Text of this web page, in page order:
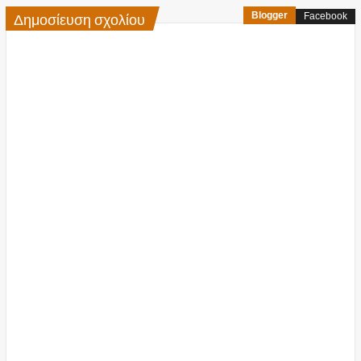
Δημοσίευση σχολίου Blogger Facebook